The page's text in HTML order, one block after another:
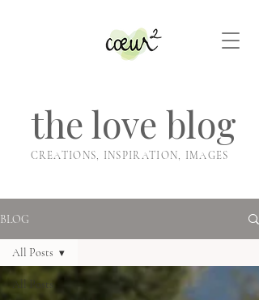
the love blog
CREATIONS, INSPIRATION, IMAGES
BLOG
All Posts
All Posts